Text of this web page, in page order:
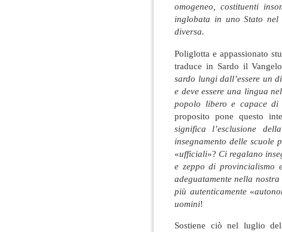
omogeneo, costituenti
inglobata in uno Stato
diversa.
Poliglotta e appassionato
traduce in Sardo il
sardo lungi dall’essere un
e deve essere una lingua
popolo libero e capace
proposito pone questo
significa l’esclusione
insegnamento delle
«ufficiali»?Ci regalano
e zeppo di
adeguatamente nella
più autenticamente «
uomini!
Sostiene ciò nel luglio